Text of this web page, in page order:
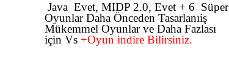
Java Evet, MIDP 2.0, Evet + 6 Süper
Oyunlar Daha Önceden Tasarlanıiş
Mükemmel Oyunlar ve Daha Fazlası
için Vs +Oyun indire Bilirsiniz.